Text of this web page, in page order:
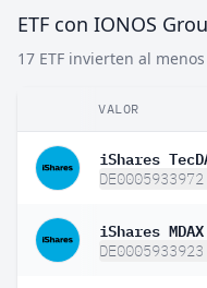
ETF con IONOS
17 ETF invierten al
VALOR
iShares
DE0005933972
iShares
DE0005933923